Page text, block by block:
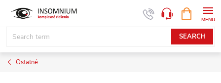
content
SEARCH
CART
Ostatné
www.insomnium.sk - Chat